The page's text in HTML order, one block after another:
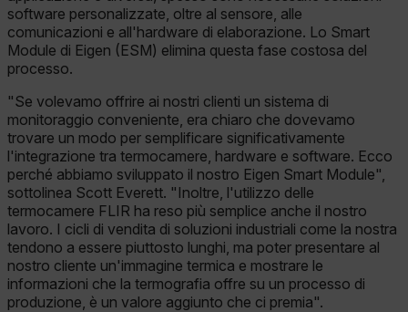
software personalizzate, oltre al sensore, alle
comunicazioni e all'hardware di elaborazione. Lo Smart
Module di Eigen (ESM) elimina questa fase costosa del
processo.
"Se volevamo offrire ai nostri clienti un sistema di
monitoraggio conveniente, era chiaro che dovevamo
trovare un modo per semplificare significativamente
l'integrazione tra termocamere, hardware e software. Ecco
perché abbiamo sviluppato il nostro Eigen Smart Module",
sottolinea Scott Everett. "Inoltre, l'utilizzo delle
termocamere FLIR ha reso più semplice anche il nostro
lavoro. I cicli di vendita di soluzioni industriali come la nostra
tendono a essere piuttosto lunghi, ma poter presentare al
nostro cliente un'immagine termica e mostrare le
informazioni che la termografia offre su un processo di
produzione, è un valore aggiunto che ci premia".